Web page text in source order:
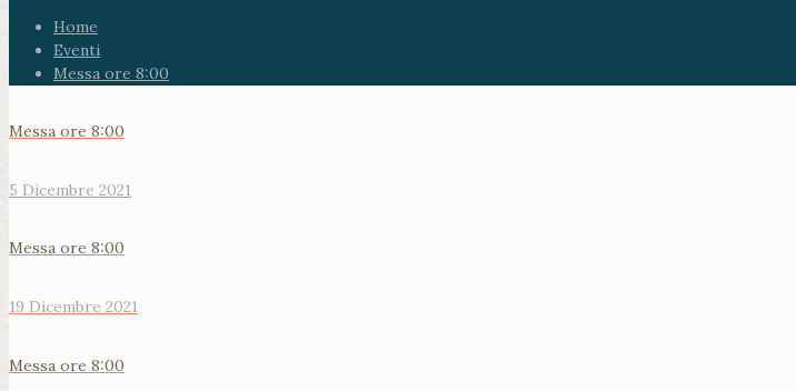
Home
Eventi
Messa ore 8:00
Messa ore 8:00
5 Dicembre 2021
Messa ore 8:00
19 Dicembre 2021
Messa ore 8:00